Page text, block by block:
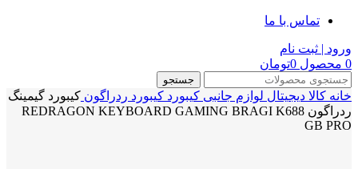
تماس با ما
ورود | ثبت نام
0 محصول 0تومان
جستجو
خانه کالا دیجیتال لوازم جانبی کیبورد کیبورد ردراگون کیبورد گیمینگ
ردراگون REDRAGON KEYBOARD GAMING BRAGI K688
GB PRO